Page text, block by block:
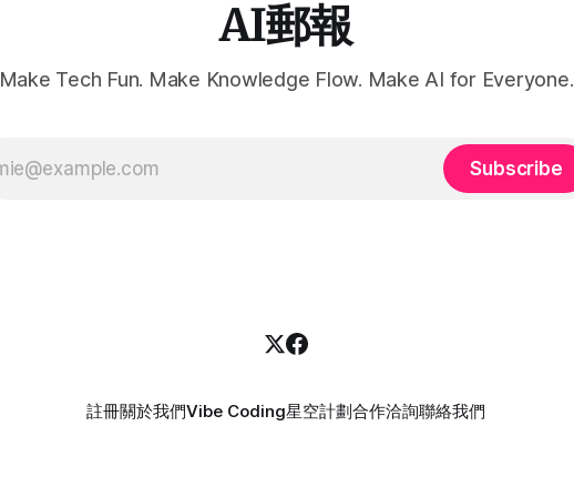
AI郵報
Make Tech Fun. Make Knowledge Flow. Make AI for Everyone.
Subscribe
註冊關於我們Vibe Coding星空計劃合作洽詢聯絡我們